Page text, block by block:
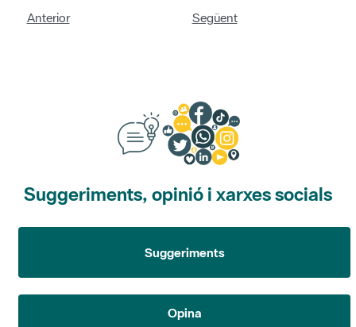
Anterior Següent
Suggeriments, opinió i xarxes socials
Suggeriments
Opina